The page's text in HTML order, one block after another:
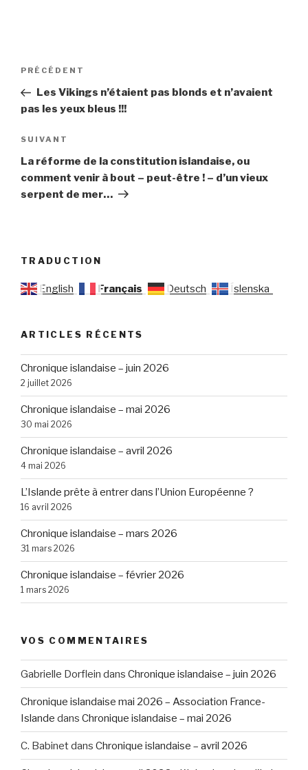
Navigation
l’article
Article
précédent
PRÉCÉDENT
Les Vikings n’étaient pas blonds et n’avaient
pas les yeux bleus !!!
Article
suivant
SUIVANT
La réforme de la constitution islandaise, ou
comment venir à bout – peut-être ! – d’un vieux
serpent de mer…
TRADUCTION
English Français Deutsch Íslenska
ARTICLES RÉCENTS
Chronique islandaise – juin 2026
2 juillet 2026
Chronique islandaise – mai 2026
30 mai 2026
Chronique islandaise – avril 2026
4 mai 2026
L’Islande prête à entrer dans l’Union Européenne ?
16 avril 2026
Chronique islandaise – mars 2026
31 mars 2026
Chronique islandaise – février 2026
1 mars 2026
VOS COMMENTAIRES
Gabrielle Dorflein dans Chronique islandaise – juin 2026
Chronique islandaise mai 2026 – Association France-
Islande dans Chronique islandaise – mai 2026
C. Babinetdans Chronique islandaise – avril 2026